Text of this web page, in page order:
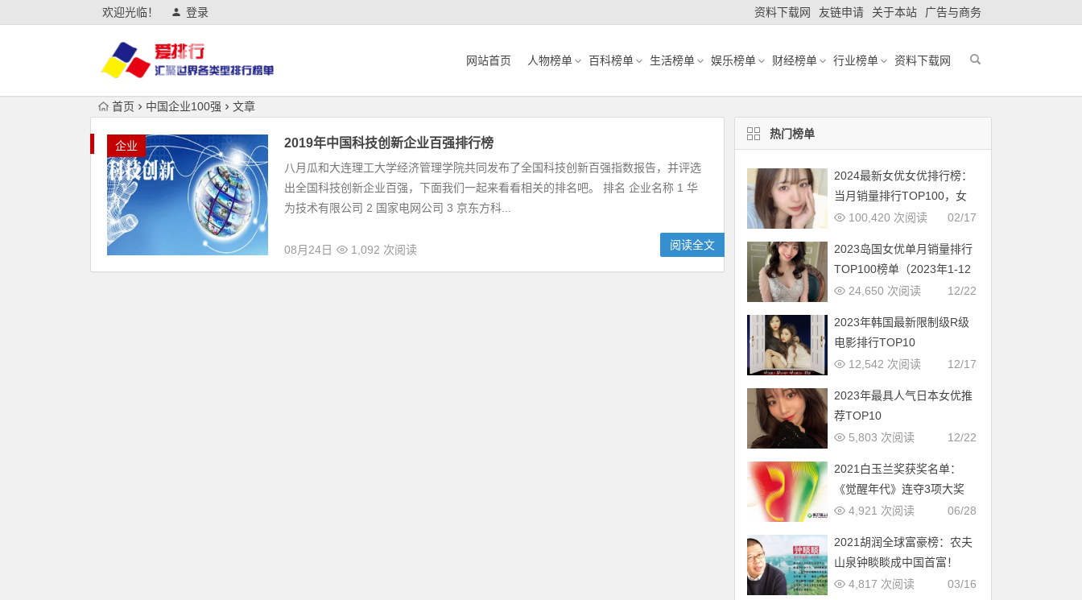
欢迎光临！ 登录 资料下载网 友链申请 关于本站 广告与商务
网站首页 人物榜单 百科榜单 生活榜单 娱乐榜单 财经榜单 行业榜单 资料下载网
首页 中国企业100强 文章
企业 2019年中国科技创新企业百强排行榜
八月瓜和大连理工大学经济管理学院共同发布了全国科技创新百强指数报告，并评选
出全国科技创新企业百强，下面我们一起来看看相关的排名吧。 排名 企业名称 1 华
为技术有限公司 2 国家电网公司 3 京东方科...
08月24日 1,092 次阅读 阅读全文
热门榜单
2024最新女优女优排行榜：
当月销量排行TOP100，女
优新人多多（2024年1月，
02/17
100,420 次阅读
2023岛国女优单月销量排行
TOP100榜单（2023年1-12
月更新完毕）
12/22
24,650 次阅读
2023年韩国最新限制级R级
电影排行TOP10
12/17
12,542 次阅读
2023年最具人气日本女优推
荐TOP10
12/22
5,803 次阅读
2021白玉兰奖获奖名单：
《觉醒年代》连夺3项大奖
06/28
4,921 次阅读
2021胡润全球富豪榜：农夫
山泉钟睒睒成中国首富！
03/16
4,817 次阅读